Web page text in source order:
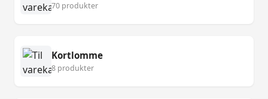
70 produkter
Kortlomme
8 produkter